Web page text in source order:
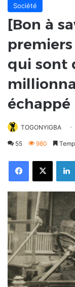
Société
[Bon à
qui sont
échappé
TOGONYIGBA
55 980
FacebookX